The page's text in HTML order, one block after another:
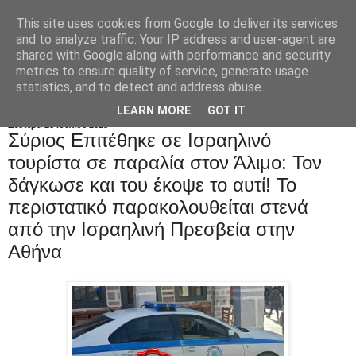
Σύριος Eπιτέθηκε σε Ισραηλινό
τουρίστα σε παραλία στον Άλιμο: Τον
δάγκωσε και του έκοψε το αυτί! Το
περιστατικό παρακολουθείται στενά
από την Ισραηλινή Πρεσβεία στην
Αθήνα
This site uses cookies from Google to deliver its services
and to analyze traffic. Your IP address and user-agent are
shared with Google along with performance and security
metrics to ensure quality of service, generate usage
statistics, and to detect and address abuse.
LEARN MORE GOT IT